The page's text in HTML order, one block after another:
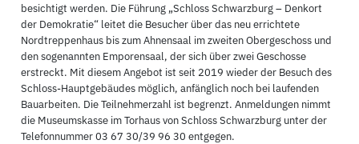
besichtigt werden. Die Führung „Schloss Schwarzburg – Denkort
der Demokratie“ leitet die Besucher über das neu errichtete
Nordtreppenhaus bis zum Ahnensaal im zweiten Obergeschoss und
den sogenannten Emporensaal, der sich über zwei Geschosse
erstreckt. Mit diesem Angebot ist seit 2019 wieder der Besuch des
Schloss-Hauptgebäudes möglich, anfänglich noch bei laufenden
Bauarbeiten. Die Teilnehmerzahl ist begrenzt. Anmeldungen nimmt
die Museumskasse im Torhaus von Schloss Schwarzburg unter der
Telefonnummer 03 67 30/39 96 30 entgegen.